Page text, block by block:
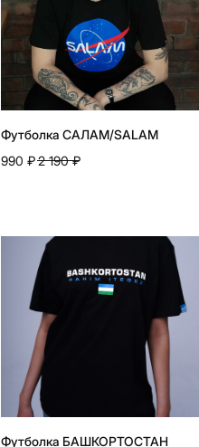
Футболка САЛАМ/SALAM
990 ₽2 190 ₽
Футболка БАШКОРТОСТАН